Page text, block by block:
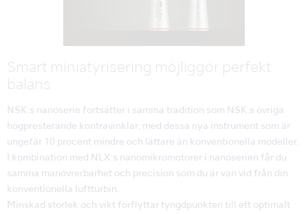
Smart miniatyrisering möjliggör perfekt
balans
NSK:s nanoserie fortsätter i samma tradition som NSK:s övriga
högpresterande kontravinklar, med dessa nya instrument som är
ungefär 10 procent mindre och lättare än konventionella modeller.
I kombination med NLX:s nanomikromotorer i nanoserien får du
samma manövrerbarhet och precision som du är van vid från din
konventionella luftturbin.
Minskad storlek och vikt förflyttar tyngdpunkten till ett optimalt